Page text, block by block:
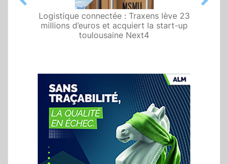
Logistique connectée : Traxens lève 23
millions d’euros et acquiert la start-up
toulousaine Next4
Previous Next